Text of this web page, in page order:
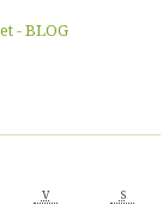
- BLOG
V S